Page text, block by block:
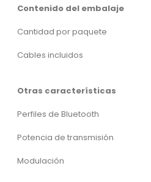
Contenido del embalaje
Cantidad por paquete
Cables incluidos
Otras características
Perfiles de Bluetooth
Potencia de transmisión
Modulación